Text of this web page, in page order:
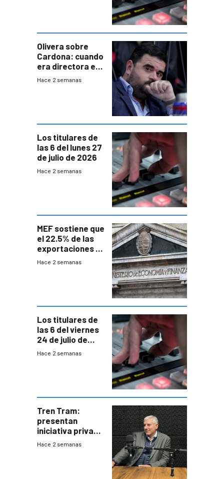
Olivera sobre
Cardona: cuando
era directora en
UTE “no era muy
Hace 2 semanas
Los titulares de
las 6 del lunes 27
de julio de 2026
Hace 2 semanas
MEF sostiene que
el 22.5% de las
exportaciones a
EE.UU se verán
Hace 2 semanas
Los titulares de
las 6 del viernes
24 de julio de
2026
Hace 2 semanas
Tren Tram:
presentan
iniciativa privada
para una red de
Hace 2 semanas